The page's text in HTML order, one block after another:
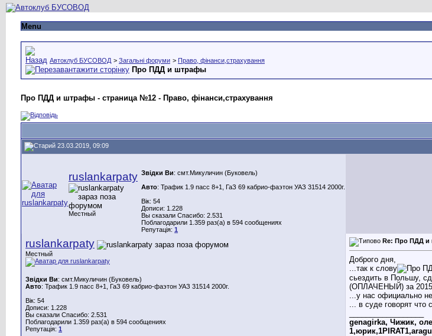
Menu
Автоклуб БУСОВОД > Загальні форуми > Право, фінанси,страхування
Про ПДД и штрафы
Про ПДД и штрафы - страница №12 - Право, фінанси,страхування
23.03.2019, 09:09
ruslankarpaty
Местный
Звідки Ви: смт.Микуличин (Буковель)
Авто: Трафик 1.9 пасс 8+1, ГаЗ 69 кабрио-фаэтон УАЗ 31514 2000г.
Вік: 54
Дописи: 1.228
Вы сказали Спасибо: 2.531
Поблагодарили 1.359 раз(а) в 594 сообщениях
Репутація: 1
ruslankarpaty
Местный
Звідки Ви: смт.Микуличин (Буковель)
Авто: Трафик 1.9 пасс 8+1, ГаЗ 69 кабрио-фаэтон УАЗ 31514 2000г.
Вік: 54
Дописи: 1.228
Вы сказали Спасибо: 2.531
Поблагодарили 1.359 раз(а) в 594 сообщениях
Репутація: 1
Re: Про ПДД
Доброго дня,
...так к слову
сьездить в Польшу,
(ОПЛАЧЕНЫЙ) за 2015
...у нас официально
... в суде говорят
genagirka, Чижик,